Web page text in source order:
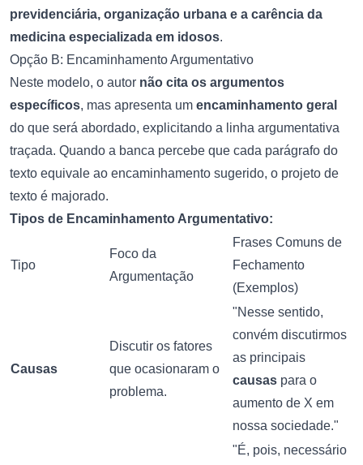
previdenciária, organização urbana e a carência da
medicina especializada em idosos.
Opção B: Encaminhamento Argumentativo
Neste modelo, o autor não cita os argumentos
específicos, mas apresenta um encaminhamento geral
do que será abordado, explicitando a linha argumentativa
traçada. Quando a banca percebe que cada parágrafo do
texto equivale ao encaminhamento sugerido, o projeto de
texto é majorado.
Tipos de Encaminhamento Argumentativo:
Tipo
Foco da
Argumentação
Frases Comuns de
Fechamento
(Exemplos)
Causas
Discutir os fatores
que ocasionaram o
problema.
"Nesse sentido,
convém discutirmos
as principais
causas para o
aumento de X em
nossa sociedade."
"É, pois, necessário